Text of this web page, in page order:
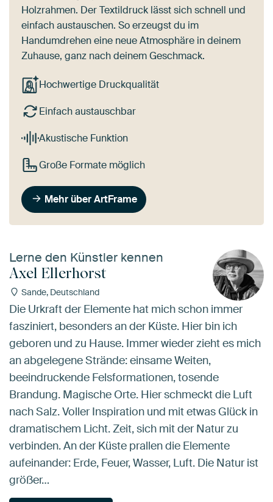
Holzrahmen. Der Textildruck lässt sich schnell und
einfach austauschen. So erzeugst du im
Handumdrehen eine neue Atmosphäre in deinem
Zuhause, ganz nach deinem Geschmack.
Hochwertige Druckqualität
Einfach austauschbar
Akustische Funktion
Große Formate möglich
Mehr über ArtFrame
Lerne den Künstler kennen
Axel Ellerhorst
Sande, Deutschland
Die Urkraft der Elemente hat mich schon immer
fasziniert, besonders an der Küste. Hier bin ich
geboren und zu Hause. Immer wieder zieht es mich
an abgelegene Strände: einsame Weiten,
beeindruckende Felsformationen, tosende
Brandung. Magische Orte. Hier schmeckt die Luft
nach Salz. Voller Inspiration und mit etwas Glück in
dramatischem Licht. Zeit, sich mit der Natur zu
verbinden. An der Küste prallen die Elemente
aufeinander: Erde, Feuer, Wasser, Luft. Die Natur ist
größer…